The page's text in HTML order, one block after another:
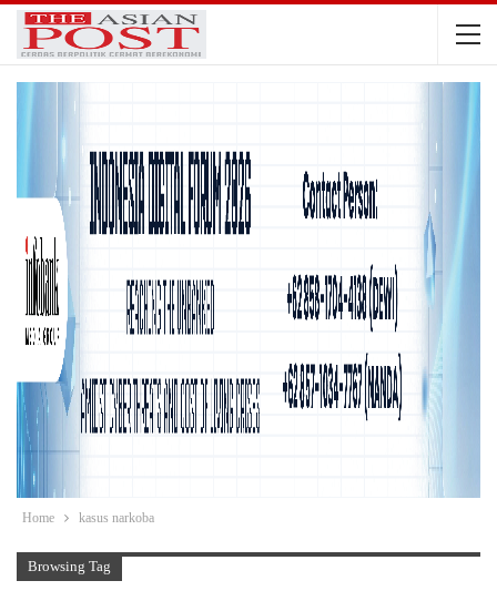
Home kasus narkoba
Browsing Tag